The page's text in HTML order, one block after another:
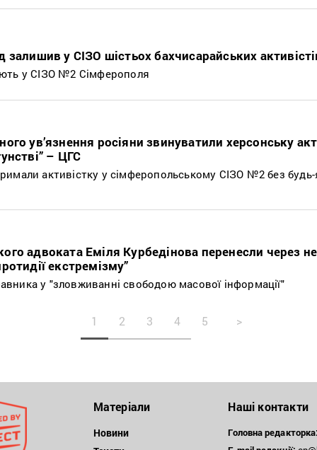
у СІЗО шістьох бахчисарайських
у СІЗО №2 Сімферополя
ув’язнення росіяни звинуватили херсонську
– ЦГС
активістку у сімферопольському СІЗО №2 без будь-
адвоката Еміля Курбедінова перенесли через
екстремізму”
у "зловживанні свободою масової інформації"
1 2 3 4 5 >
Матеріали
Новини
Наші контакти
Головна редакторка: